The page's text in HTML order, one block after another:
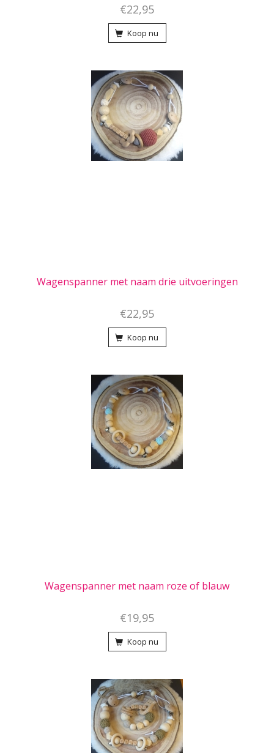
€22,95
Koop nu
Wagenspanner met naam drie uitvoeringen
€22,95
Koop nu
Wagenspanner met naam roze of blauw
€19,95
Koop nu